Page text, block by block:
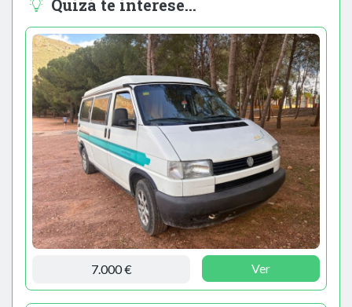
Quizá te interese...
7.000 € Ver